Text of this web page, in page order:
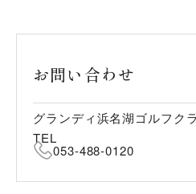
お問い合わせ
グランディ浜名湖ゴルフク
TEL
053-488-0120